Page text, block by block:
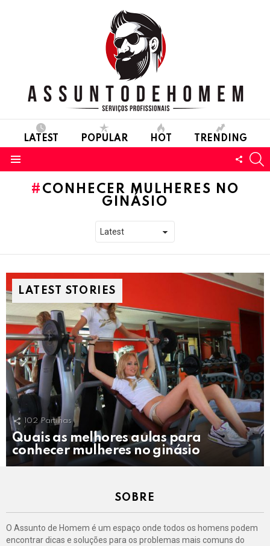
LATEST POPULAR HOT TRENDING
CONHECER MULHERES NO
GINÁSIO
LATEST STORIES
102 Partilhas
Quais as melhores aulas para
conhecer mulheres no ginásio
SOBRE
O Assunto de Homem é um espaço onde todos os homens podem
encontrar dicas e soluções para os problemas mais comuns do